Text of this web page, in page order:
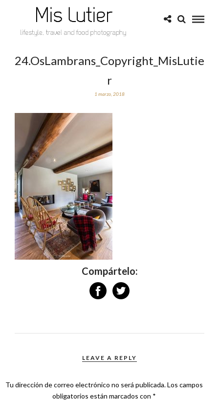
24.OsLambrans_Copyright_MisLutie
r
1 marzo, 2018
Compártelo:
LEAVE A REPLY
Tu dirección de correo electrónico no será publicada.Los campos
obligatorios están marcados con *